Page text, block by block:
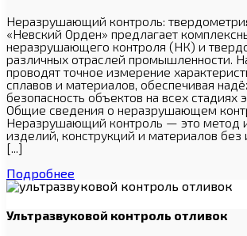
Неразрушающий контроль:
«Невский Орден» предлагает
неразрушающего контроля (НК) и
различных отраслей промышленности.
проводят точное измерение
сплавов и материалов, обеспечивая
безопасность объектов на всех стадиях
Общие сведения о неразрушающем
Неразрушающий контроль — это метод
изделий, конструкций и материалов без
[...]
Подробнее
Ультразвуковой контроль отливок